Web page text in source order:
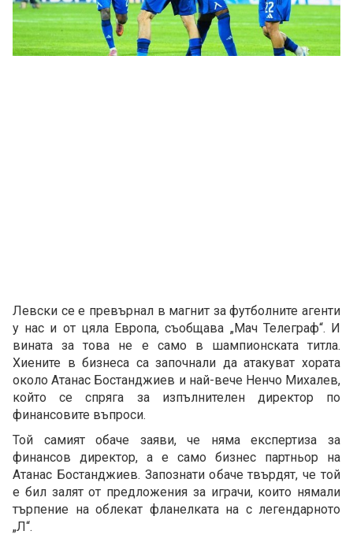
Левски се е превърнал в магнит за футболните агенти
у нас и от цяла Европа, съобщава „Мач Телеграф“. И
вината за това не е само в шампионската титла.
Хиените в бизнеса са започнали да атакуват хората
около Атанас Бостанджиев и най-вече Ненчо Михалев,
който се спряга за изпълнителен директор по
финансовите въпроси.
Той самият обаче заяви, че няма експертиза за
финансов директор, а е само бизнес партньор на
Атанас Бостанджиев. Запознати обаче твърдят, че той
е бил залят от предложения за играчи, които нямали
търпение на облекат фланелката на с легендарното
„Л“.